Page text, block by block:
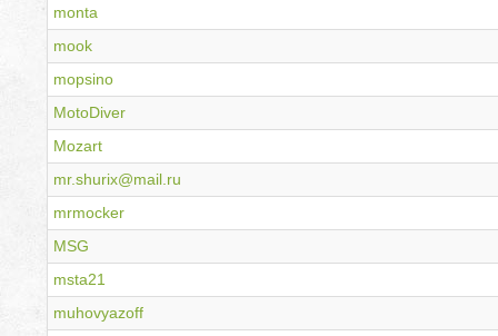
monta
mook
mopsino
MotoDiver
Mozart
mr.shurix@mail.ru
mrmocker
MSG
msta21
muhovyazoff